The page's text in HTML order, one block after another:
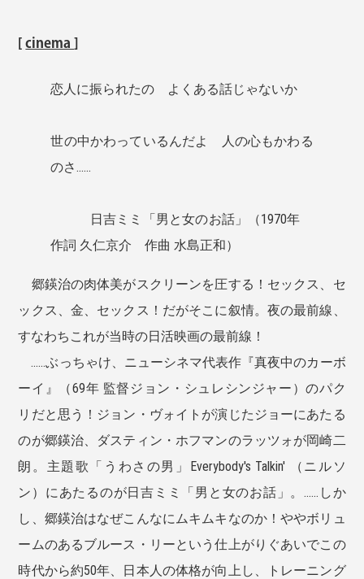
[cinema]
恋人に振られたの よくある話じゃないか
世の中かわっているんだよ 人の心もかわる
のさ......
日吉ミミ「男と女のお話」（1970年
作詞 久仁京介 作曲 水島正和）
郷鍈治の肉体美がスクリーンを圧する！セックス、セ
ックス、金、セックス！だがそこに叙情。夜の最前線、
すなわちこれが当時の日活映画の最前線！
......ぶっちゃけ、ニューシネマ代表作『真夜中のカーボ
ーイ』（69年 監督ジョン・シュレシンジャー）のパク
リだと思う！ジョン・ヴォイトが演じたジョーにあたる
のが郷鍈治、ダスティン・ホフマンのラッツォが岡崎二
朗。主題歌「うわさの男」Everybody's Talkin' （ニルソ
ン）にあたるのが日吉ミミ「男と女のお話」。......しか
し、郷鍈治はなぜこんなにムキムキなのか！ややボリュ
ームのあるブルース・リーという仕上がりぐあいでこの
時代から約50年、日本人の体格が向上し、トレーニング